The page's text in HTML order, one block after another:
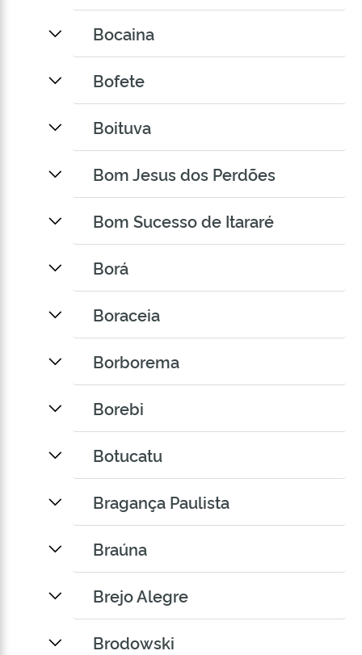
Bocaina
Bofete
Boituva
Bom Jesus dos Perdões
Bom Sucesso de Itararé
Borá
Boraceia
Borborema
Borebi
Botucatu
Bragança Paulista
Braúna
Brejo Alegre
Brodowski